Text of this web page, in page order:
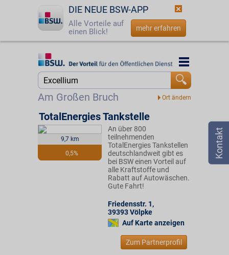
DIE NEUE BSW-APP
Alle Vorteile auf
einen Blick!
mehr erfahren
Startseite
☎ 0800 - 279 25 82
Am Großen Bruch
Startseite
9,7 km
0,5%
TotalEnergies Tankstelle
An über 800
teilnehmenden
TotalEnergies Tankstellen
deutschlandweit gibt es
bei BSW einen Vorteil auf
alle Kraftstoffe und
Rabatt auf Autowäschen.
Gute Fahrt!
Friedensstr. 1,
39393Völpke
Auf Karte anzeigen
Zum Partnerprofil